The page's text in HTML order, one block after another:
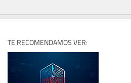
TE RECOMENDAMOS VER: